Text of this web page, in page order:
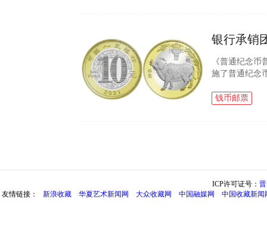
银行承销
《普通纪念
施了普通纪念
承销团设计、
钱币邮票
ICP许可证号：
友情链接：
新浪收藏 华夏艺术新闻网 大众收藏网 中国融媒网 中国收藏新闻